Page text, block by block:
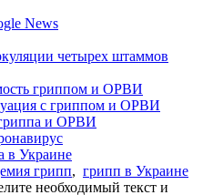
News
четырех штаммов
гриппом и ОРВИ
с гриппом и ОРВИ
и ОРВИ
в Украине
грипп, грипп в Украине
необходимый текст и